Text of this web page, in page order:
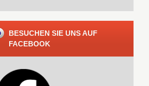
BESUCHEN SIE UNS AUF
FACEBOOK